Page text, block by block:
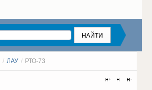
/ ЛАУ / РТО-73